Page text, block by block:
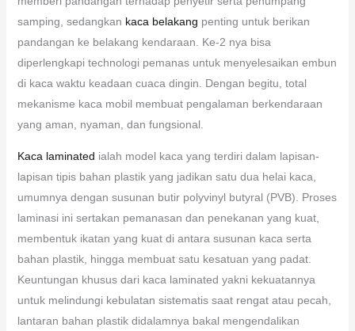
samping, sedangkan kaca belakang penting untuk berikan
pandangan ke belakang kendaraan. Ke-2 nya bisa
diperlengkapi technologi pemanas untuk menyelesaikan embun
di kaca waktu keadaan cuaca dingin. Dengan begitu, total
mekanisme kaca mobil membuat pengalaman berkendaraan
yang aman, nyaman, dan fungsional.
Kaca laminated ialah model kaca yang terdiri dalam lapisan-
lapisan tipis bahan plastik yang jadikan satu dua helai kaca,
umumnya dengan susunan butir polyvinyl butyral (PVB). Proses
laminasi ini sertakan pemanasan dan penekanan yang kuat,
membentuk ikatan yang kuat di antara susunan kaca serta
bahan plastik, hingga membuat satu kesatuan yang padat.
Keuntungan khusus dari kaca laminated yakni kekuatannya
untuk melindungi kebulatan sistematis saat rengat atau pecah,
lantaran bahan plastik didalamnya bakal mengendalikan